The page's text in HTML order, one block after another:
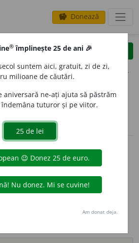
savings Donează
clear
opțiuni
definiții (16)
declinări
definiții sunt compilate de
dexonline. Definițiile
se află pe filadefiniții.
reordona filele pe pagina de
® împlinește 25 de ani 🎉
suntem aici, gratuit, zi de zi,
milioane de căutări.
aniversară ne-ați ajuta să păstrăm
tuturor și pe viitor.
Am donat deja.